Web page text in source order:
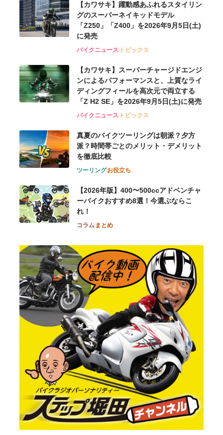
【カワサキ】躍動感あふれるスタイリン
グのスーパーネイキッドモデル
「Z250」「Z400」を2026年9月5日(土)
に発売
バイクニューストピックス
【カワサキ】スーパーチャージドエンジ
ンによるパフォーマンスと、上質なライ
ディングフィールを高次元で両立する
「Z H2 SE」を2026年9月5日(土)に発売
バイクニューストピックス
真夏のバイクツーリングは朝派？夕方
派？時間帯ごとのメリット・デメリット
を徹底比較
ツーリングお役立ち
【2026年版】400〜500ccアドベンチャ
ーバイクおすすめ8選！今選ぶならこ
れ！
コラムまとめ